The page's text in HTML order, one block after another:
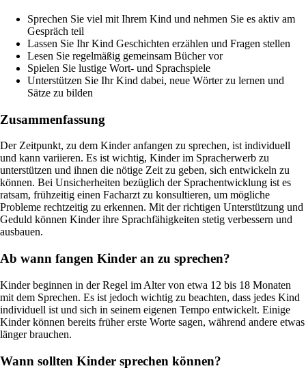
Sprechen Sie viel mit Ihrem Kind und nehmen Sie es aktiv am
Gespräch teil
Lassen Sie Ihr Kind Geschichten erzählen und Fragen stellen
Lesen Sie regelmäßig gemeinsam Bücher vor
Spielen Sie lustige Wort- und Sprachspiele
Unterstützen Sie Ihr Kind dabei, neue Wörter zu lernen und
Sätze zu bilden
Zusammenfassung
Der Zeitpunkt, zu dem Kinder anfangen zu sprechen, ist individuell
und kann variieren. Es ist wichtig, Kinder im Spracherwerb zu
unterstützen und ihnen die nötige Zeit zu geben, sich entwickeln zu
können. Bei Unsicherheiten bezüglich der Sprachentwicklung ist es
ratsam, frühzeitig einen Facharzt zu konsultieren, um mögliche
Probleme rechtzeitig zu erkennen. Mit der richtigen Unterstützung und
Geduld können Kinder ihre Sprachfähigkeiten stetig verbessern und
ausbauen.
Ab wann fangen Kinder an zu sprechen?
Kinder beginnen in der Regel im Alter von etwa 12 bis 18 Monaten
mit dem Sprechen. Es ist jedoch wichtig zu beachten, dass jedes Kind
individuell ist und sich in seinem eigenen Tempo entwickelt. Einige
Kinder können bereits früher erste Worte sagen, während andere etwas
länger brauchen.
Wann sollten Kinder sprechen können?